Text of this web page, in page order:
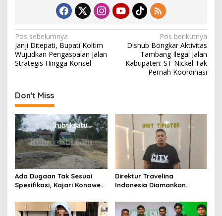
N
a
v
g
a
s
i
p
o
s
Pos sebelumnya
Janji Ditepati, Bupati Koltim
Wujudkan Pengaspalan Jalan
Strategis Hingga Konsel
Pos berikutnya
Dishub Bongkar Aktivitas
Tambang Ilegal Jalan
Kabupaten: ST Nickel Tak
Pernah Koordinasi
Don't Miss
Ada Dugaan Tak Sesuai
Spesifikasi, Kajari Konawe
Rupbasan Rp1,9 Miliar
Dihentikan
Direktur Travelina
Indonesia Diamankan
Penelantaran Jemaah
Umrah Masuk Babak Baru